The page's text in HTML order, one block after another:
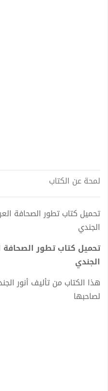
لمحة عن الكتاب
الجندي
الجندي
هذا الكتاب من تأليف أنور
لصاحبها